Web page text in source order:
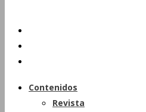
Contenidos
Revista